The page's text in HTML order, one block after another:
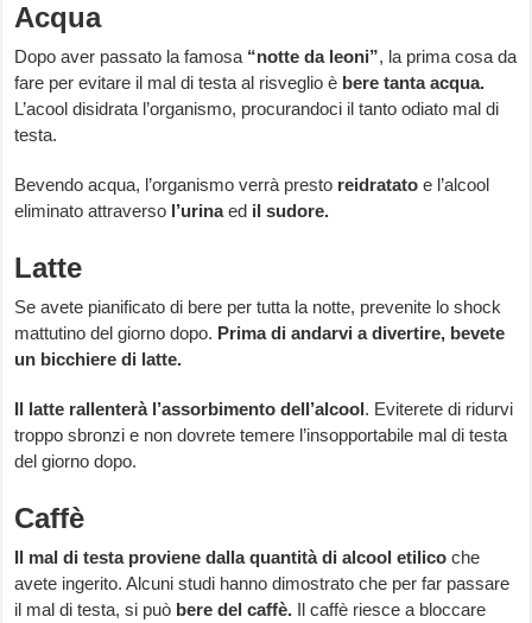
Acqua
Dopo aver passato la famosa “notte da leoni”, la prima cosa da
fare per evitare il mal di testa al risveglio è bere tanta acqua.
L’acool disidrata l’organismo, procurandoci il tanto odiato mal di
testa.
Bevendo acqua, l’organismo verrà presto reidratato e l’alcool
eliminato attraverso l’urinaed il sudore.
Latte
Se avete pianificato di bere per tutta la notte, prevenite lo shock
mattutino del giorno dopo. Prima di andarvi a divertire, bevete
un bicchiere di latte.
Il latte rallenterà l’assorbimento dell’alcool. Eviterete di ridurvi
troppo sbronzi e non dovrete temere l’insopportabile mal di testa
del giorno dopo.
Caffè
Il mal di testa proviene dalla quantità di alcool etilico che
avete ingerito. Alcuni studi hanno dimostrato che per far passare
il mal di testa, si può bere del caffè. Il caffè riesce a bloccare